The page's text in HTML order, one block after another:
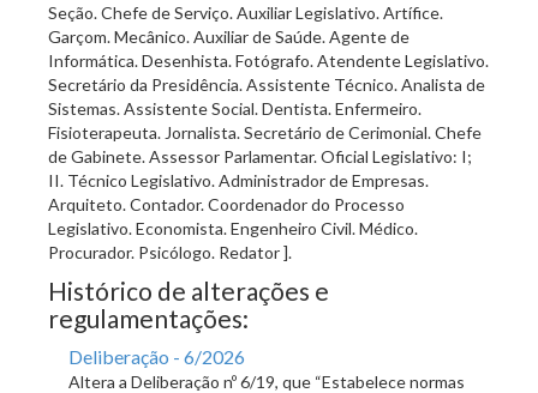
Seção. Chefe de Serviço. Auxiliar Legislativo. Artífice.
Garçom. Mecânico. Auxiliar de Saúde. Agente de
Informática. Desenhista. Fotógrafo. Atendente Legislativo.
Secretário da Presidência. Assistente Técnico. Analista de
Sistemas. Assistente Social. Dentista. Enfermeiro.
Fisioterapeuta. Jornalista. Secretário de Cerimonial. Chefe
de Gabinete. Assessor Parlamentar. Oficial Legislativo: I;
II. Técnico Legislativo. Administrador de Empresas.
Arquiteto. Contador. Coordenador do Processo
Legislativo. Economista. Engenheiro Civil. Médico.
Procurador. Psicólogo. Redator ].
Histórico de alterações e
regulamentações:
Deliberação - 6/2026
Altera a Deliberação nº 6/19, que “Estabelece normas